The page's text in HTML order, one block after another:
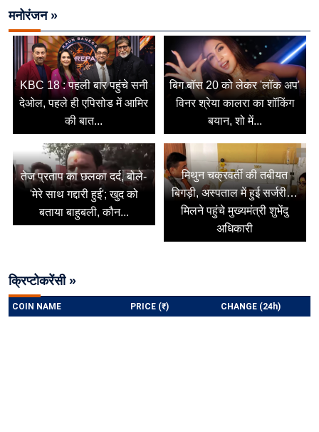
मनोरंजन »
KBC 18 : पहली बार पहुंचे सनी
देओल, पहले ही एपिसोड में आमिर
की बात...
बिग बॉस 20 को लेकर 'लॉक अप'
विनर श्रेया कालरा का शॉकिंग
बयान, शो में...
तेज प्रताप का छलका दर्द, बोले-
'मेरे साथ गद्दारी हुई'; खुद को
बताया बाहुबली, कौन...
मिथुन चक्रवर्ती की तबीयत
बिगड़ी, अस्पताल में हुई सर्जरी…
मिलने पहुंचे मुख्यमंत्री शुभेंदु
अधिकारी
क्रिप्टोकरेंसी »